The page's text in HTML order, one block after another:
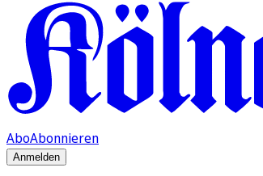
AboAbonnieren
Anmelden